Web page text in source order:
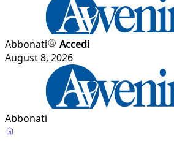
Abbonati
Accedi
August 8, 2026
Abbonati